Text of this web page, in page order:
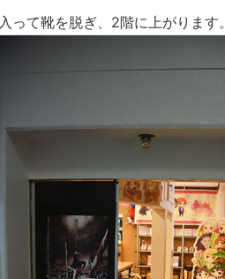
入って靴を脱ぎ、2階に上がります。